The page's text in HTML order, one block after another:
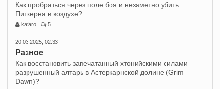
Как пробраться через поле боя и незаметно убить
Питкерна в воздухе?
kafaro 5
20.03.2025, 02:33
Разное
Как восстановить запечатанный хтонийскими силами
разрушенный алтарь в Астеркарнской долине (Grim
Dawn)?